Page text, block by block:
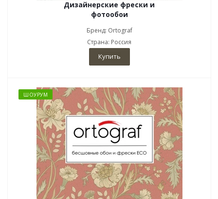
Дизайнерские фрески и
фотообои
Бренд: Ortograf
Страна: Россия
Купить
ШОУРУМ